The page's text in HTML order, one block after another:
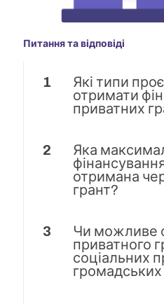
Питання та відповіді
1
Які типи
отримати
приватних
2
Яка
отримана
грант?
3
Чи можливе
приватного
соціальних
громадських